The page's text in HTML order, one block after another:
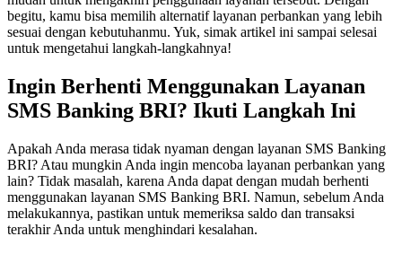
begitu, kamu bisa memilih alternatif layanan perbankan yang lebih
sesuai dengan kebutuhanmu. Yuk, simak artikel ini sampai selesai
untuk mengetahui langkah-langkahnya!
Ingin Berhenti Menggunakan Layanan
SMS Banking BRI? Ikuti Langkah Ini
Apakah Anda merasa tidak nyaman dengan layanan SMS Banking
BRI? Atau mungkin Anda ingin mencoba layanan perbankan yang
lain? Tidak masalah, karena Anda dapat dengan mudah berhenti
menggunakan layanan SMS Banking BRI. Namun, sebelum Anda
melakukannya, pastikan untuk memeriksa saldo dan transaksi
terakhir Anda untuk menghindari kesalahan.